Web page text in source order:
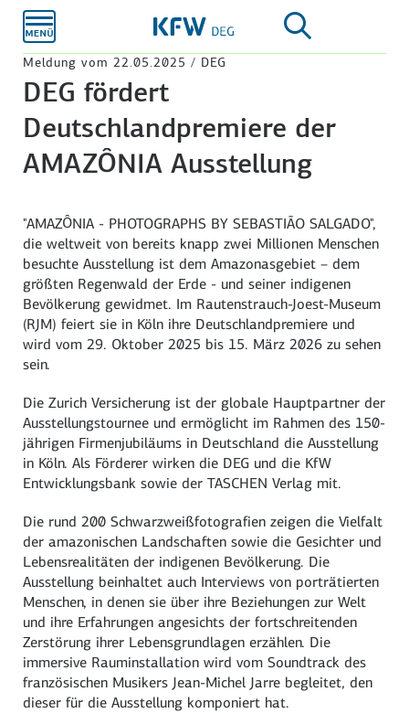
Hauptinhalt
Meldung vom 22.05.2025 / DEG
DEG fördert
Deutschlandpremiere der
AMAZÔNIA Ausstellung
"AMAZÔNIA - PHOTOGRAPHS BY SEBASTIÃO SALGADO",
die weltweit von bereits knapp zwei Millionen Menschen
besuchte Ausstellung ist dem Amazonasgebiet – dem
größten Regenwald der Erde - und seiner indigenen
Bevölkerung gewidmet. Im Rautenstrauch-Joest-Museum
(RJM) feiert sie in Köln ihre Deutschlandpremiere und
wird vom 29. Oktober 2025 bis 15. März 2026 zu sehen
sein.
Die Zurich Versicherung ist der globale Hauptpartner der
Ausstellungstournee und ermöglicht im Rahmen des 150-
jährigen Firmenjubiläums in Deutschland die Ausstellung
in Köln. Als Förderer wirken die DEG und die KfW
Entwicklungsbank sowie der TASCHEN Verlag mit.
Die rund 200 Schwarzweißfotografien zeigen die Vielfalt
der amazonischen Landschaften sowie die Gesichter und
Lebensrealitäten der indigenen Bevölkerung. Die
Ausstellung beinhaltet auch Interviews von porträtierten
Menschen, in denen sie über ihre Beziehungen zur Welt
und ihre Erfahrungen angesichts der fortschreitenden
Zerstörung ihrer Lebensgrundlagen erzählen. Die
immersive Rauminstallation wird vom Soundtrack des
französischen Musikers Jean-Michel Jarre begleitet, den
dieser für die Ausstellung komponiert hat.